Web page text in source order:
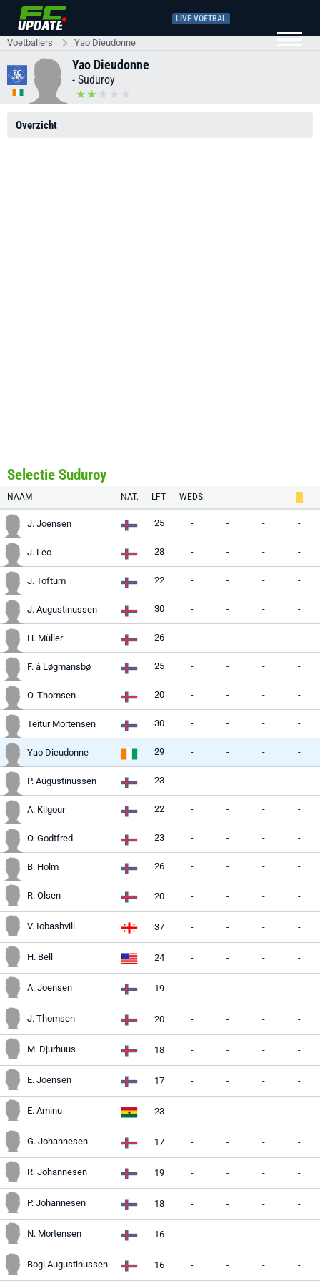
LIVE VOETBAL
Voetballers Yao Dieudonne
Yao Dieudonne
- Suduroy
Overzicht
Selectie Suduroy
NAAM NAT. LFT. WEDS.
J. Joensen 25 - - - -
J. Leo 28 - - - -
J. Toftum 22 - - - -
J. Augustinussen 30 - - - -
H. Müller 26 - - - -
F. á Løgmansbø 25 - - - -
O. Thomsen 20 - - - -
Teitur Mortensen 30 - - - -
Yao Dieudonne 29 - - - -
P. Augustinussen 23 - - - -
A. Kilgour 22 - - - -
O. Godtfred 23 - - - -
B. Holm 26 - - - -
R. Olsen 20 - - - -
V. Iobashvili 37 - - - -
H. Bell 24 - - - -
A. Joensen 19 - - - -
J. Thomsen 20 - - - -
M. Djurhuus 18 - - - -
E. Joensen 17 - - - -
E. Aminu 23 - - - -
G. Johannesen 17 - - - -
R. Johannesen 19 - - - -
P. Johannesen 18 - - - -
N. Mortensen 16 - - - -
Bogi Augustinussen 16 - - - -